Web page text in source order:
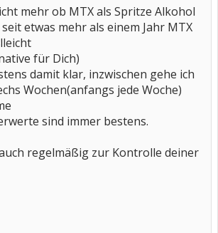
mehr ob MTX als Spritze Alkohol
etwas mehr als einem Jahr MTX
für Dich)
damit klar, inzwischen gehe ich
Wochen(anfangs jede Woche)
sind immer bestens.
regelmäßig zur Kontrolle deiner